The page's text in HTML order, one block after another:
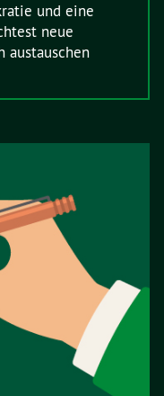
und eine
neue
austauschen